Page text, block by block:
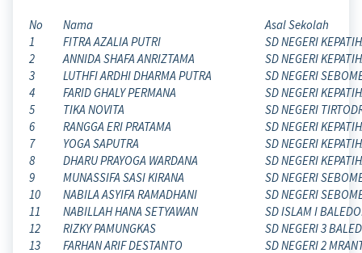
No Nama
Asal Sekolah
1
FITRA AZALIA PUTRI
SD NEGERI
2
ANNIDA SHAFA ANRIZTAMA
SD NEGERI
3
LUTHFI ARDHI DHARMA PUTRA
SD NEGERI
4
FARID GHALY PERMANA
SD NEGERI
5
TIKA NOVITA
SD NEGERI
6
RANGGA ERI PRATAMA
SD NEGERI
7
YOGA SAPUTRA
SD NEGERI
8
DHARU PRAYOGA WARDANA
SD NEGERI
9
MUNASSIFA SASI KIRANA
SD NEGERI
10
NABILA ASYIFA RAMADHANI
SD NEGERI
11
NABILLAH HANA SETYAWAN
SD ISLAM I
12
RIZKY PAMUNGKAS
SD NEGERI 3
13
FARHAN ARIF DESTANTO
SD NEGERI 2